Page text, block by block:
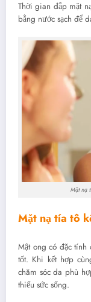
Thời gian đắp mặt
bằng nước sạch để
Mặt nạ
Mặt nạ tía tô
Mật ong có đặc tính
tốt. Khi kết hợp
chăm sóc da phù
thiếu sức sống.